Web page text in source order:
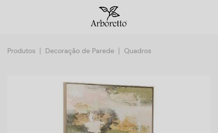
Produtos Decoração de Parede Quadros